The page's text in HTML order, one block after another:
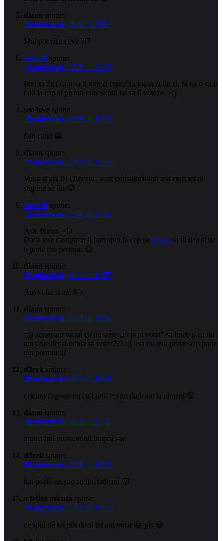
diaan spune:
18 noiembrie, 2008 la 21:05
Mai pot zice ceva ?!?
Andrei spune:
18 noiembrie, 2008 la 21:09
Poti sa zici ca o sa il votezi constiincioasa zi de zi. Si ca o sa ii
bati la cap si pe toti cunoscutii tai sa il voteze. >:)
seo love spune:
19 noiembrie, 2008 la 10:01
fain catel 😀
diaan spune:
19 noiembrie, 2008 la 16:56
Votat si azi !!! Observi , sunt constiincioasa asa cum mi ai
sugerat sa fiu 😛
Andrei spune:
19 noiembrie, 2008 la 17:13
Asa, bravo. =D
Daca iese castigator il bati apoi la cap pe d3rek sa iti dea si tie
o parte din premiu. 😉
diaan spune:
20 noiembrie, 2008 la 11:57
Am votat si azi 8-|
diaan spune:
20 noiembrie, 2008 la 12:02
=)) acum am vazut ca mi scrie „deja ai votat” sa inteleg ca nu
am voie decat odata sa votez??? :(( asa nu mai primesc o parte
din premiu :((
d3rek spune:
20 noiembrie, 2008 la 14:18
oricum fugeam eu cu banii >:) nu dadeam la nimeni 😛
diaan spune:
20 noiembrie, 2008 la 15:25
atunci imi vreau votul inapoi :-w
d3rek spune:
20 noiembrie, 2008 la 16:09
hai poate un suc acolo dadeam 😛
o fetiza micuta spune:
20 noiembrie, 2008 la 19:51
ce spui de un pui daca tot am votat 😀 pls 😀